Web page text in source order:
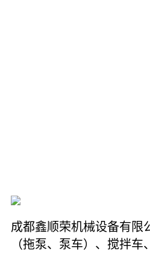
成都鑫顺荣机械设备有限
（拖泵、泵车）、搅拌